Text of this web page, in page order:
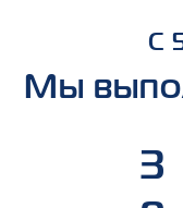
С
Мы
3